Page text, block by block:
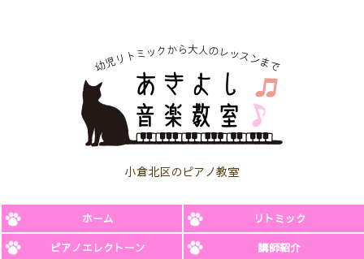
小倉北区のピアノ教室
ホーム リトミック
ピアノエレクトーン 講師紹介